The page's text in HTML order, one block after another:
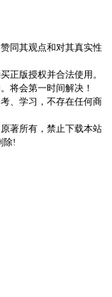
同其观点和对其真实性
正版授权并合法使用。
将会第一时间解决！
、学习，不存在任何商
著所有，禁止下载本站
除!